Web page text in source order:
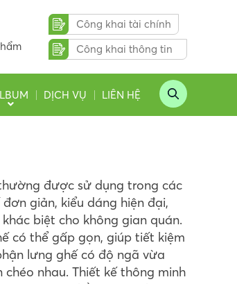
Công khai tài chính
Công khai thông tin
DỊCH VỤ LIÊN HỆ
được sử dụng trong các
giản, kiểu dáng hiện đại,
biệt cho không gian quán.
có thể gấp gọn, giúp tiết kiệm
lưng ghế có độ ngã vừa
nhau. Thiết kế thông minh